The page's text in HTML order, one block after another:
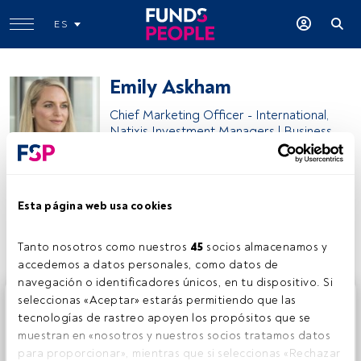
Esta página web usa cookies
Tanto nosotros como nuestros 45 socios almacenamos y
accedemos a datos personales, como datos de
navegación o identificadores únicos, en tu dispositivo. Si
seleccionas «Aceptar» estarás permitiendo que las
tecnologías de rastreo apoyen los propósitos que se
muestran en «nosotros y nuestros socios tratamos datos
para proporcionar», mientras que si seleccionas «Rechazar
ES
Emily Askham
Chief Marketing Officer - International,
Natixis Investment Managers | Business
Compartir:
Este es un artículo exclusivo para los usuarios registrados
de FundsPeople. Si ya estás registrado, accede desde el
botón Login. Si aún no tienes cuenta, te invitamos a
registrarte y disfrutar de todo el universo que ofrece